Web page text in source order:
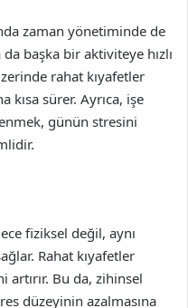
zaman yönetiminde de
başka bir aktiviteye hızlı
rahat kıyafetler
kısa sürer. Ayrıca, işe
günün stresini
fiziksel değil, aynı
Rahat kıyafetler
Bu da, zihinsel
düzeyinin azalmasına